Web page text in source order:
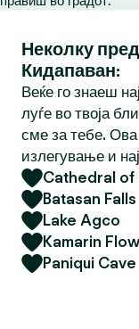
Неколку
Кидапаван:
Веќе го знаеш
луѓе во твоја
сме за тебе.
излегување и
Cathedral of
Batasan Falls
Lake Agco
Kamarin
Paniqui Cave